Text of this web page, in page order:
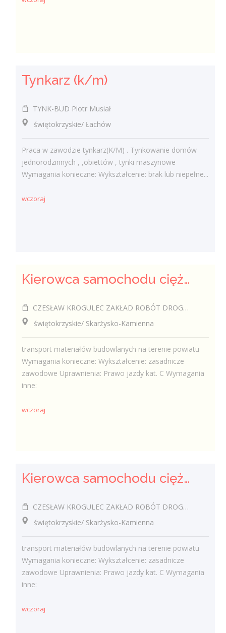
Tynkarz (k/m)
TYNK-BUD Piotr Musiał
świętokrzyskie/ Łachów
Praca w zawodzie tynkarz(K/M) . Tynkowanie domów
jednorodzinnych , ,obiettów , tynki maszynowe
Wymagania konieczne: Wykształcenie: brak lub niepełne...
wczoraj
Kierowca samochodu ciężarowego (k/m)
CZESŁAW KROGULEC ZAKŁAD ROBÓT DROGOWYCH "KROGULEC"
świętokrzyskie/ Skarżysko-Kamienna
transport materiałów budowlanych na terenie powiatu
Wymagania konieczne: Wykształcenie: zasadnicze
zawodowe Uprawnienia: Prawo jazdy kat. C Wymagania
inne:
wczoraj
Kierowca samochodu ciężarowego (k/m)
CZESŁAW KROGULEC ZAKŁAD ROBÓT DROGOWYCH "KROGULEC"
świętokrzyskie/ Skarżysko-Kamienna
transport materiałów budowlanych na terenie powiatu
Wymagania konieczne: Wykształcenie: zasadnicze
zawodowe Uprawnienia: Prawo jazdy kat. C Wymagania
inne:
wczoraj